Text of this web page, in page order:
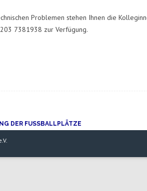
Problemen stehen Ihnen die
7381938 zur Verfügung.
DER FUSSBALLPLÄTZE